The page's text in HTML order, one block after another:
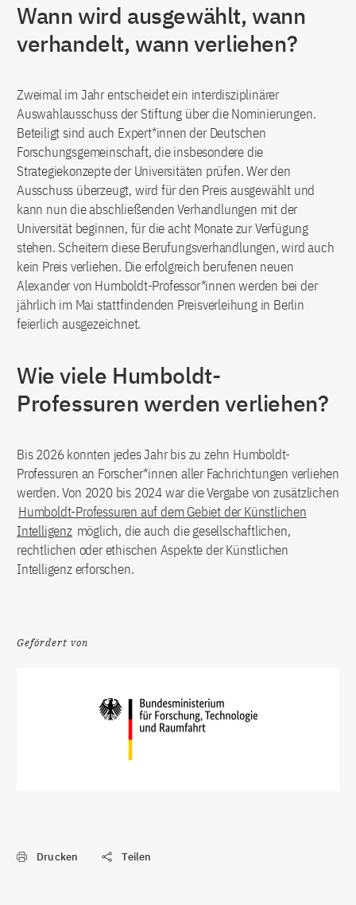
Wann wird ausgewählt, wann
verhandelt, wann verliehen?
Zweimal im Jahr entscheidet ein interdisziplinärer
Auswahlausschuss der Stiftung über die Nominierungen.
Beteiligt sind auch Expert*innen der Deutschen
Forschungsgemeinschaft, die insbesondere die
Strategiekonzepte der Universitäten prüfen. Wer den
Ausschuss überzeugt, wird für den Preis ausgewählt und
kann nun die abschließenden Verhandlungen mit der
Universität beginnen, für die acht Monate zur Verfügung
stehen. Scheitern diese Berufungsverhandlungen, wird auch
kein Preis verliehen. Die erfolgreich berufenen neuen
Alexander von Humboldt-Professor*innen werden bei der
jährlich im Mai stattfindenden Preisverleihung in Berlin
feierlich ausgezeichnet.
Wie viele Humboldt-
Professuren werden verliehen?
Bis 2026 konnten jedes Jahr bis zu zehn Humboldt-
Professuren an Forscher*innen aller Fachrichtungen verliehen
werden. Von 2020 bis 2024 war die Vergabe von zusätzlichen
Humboldt-Professuren auf dem Gebiet der Künstlichen
Intelligenz möglich, die auch die gesellschaftlichen,
rechtlichen oder ethischen Aspekte der Künstlichen
Intelligenz erforschen.
Gefördert von
Drucken Teilen